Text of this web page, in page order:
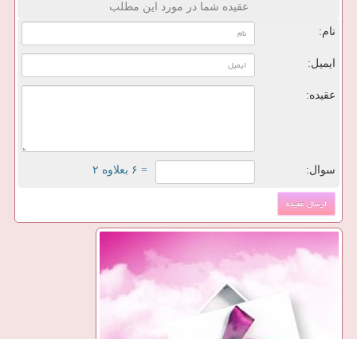
عقیده شما در مورد این مطلب
نام:
ایمیل:
عقیده:
سوال: = ۶ بعلاوه ۲